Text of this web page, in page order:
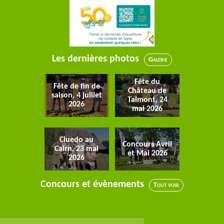
Concours et évènements Tout voir
Les dernières photos Galerie
Fête de fin de
saison, 4 juillet
2026
Fête du
Château de
Talmont, 24
mai 2026
Cluedo au
Cairn, 23 mai
2026
Concours Avril
et Mai 2026